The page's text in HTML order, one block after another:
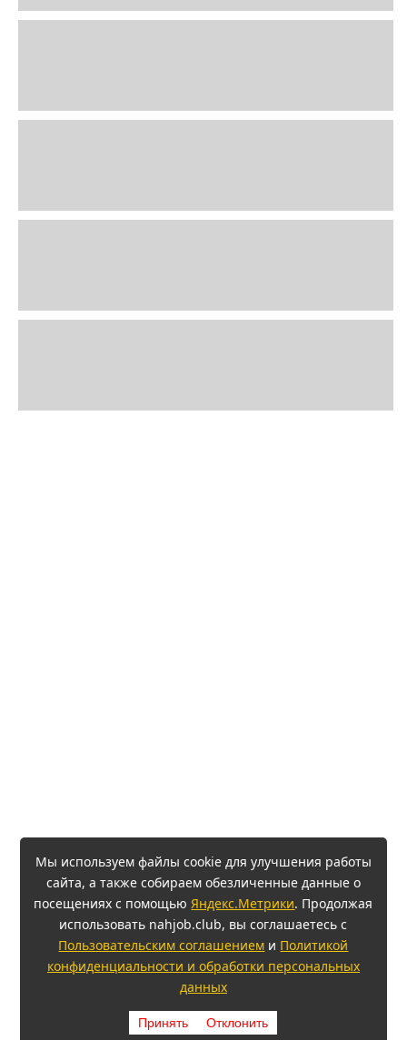
Мы используем файлы cookie для улучшения работы
сайта, а также собираем обезличенные данные о
посещениях с помощью Яндекс.Метрики. Продолжая
использовать nahjob.club, вы соглашаетесь с
Пользовательским соглашением и Политикой
конфиденциальности и обработки персональных
данных
Принять Отклонить